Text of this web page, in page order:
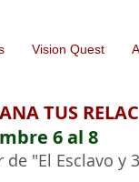
Vision Quest
TUS
6 al 8
"El Esclavo y